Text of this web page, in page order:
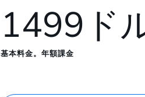
1499ド
基本料金。年額課金